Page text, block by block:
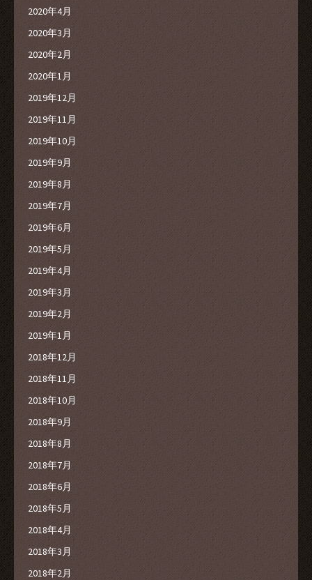
2020年4月
2020年3月
2020年2月
2020年1月
2019年12月
2019年11月
2019年10月
2019年9月
2019年8月
2019年7月
2019年6月
2019年5月
2019年4月
2019年3月
2019年2月
2019年1月
2018年12月
2018年11月
2018年10月
2018年9月
2018年8月
2018年7月
2018年6月
2018年5月
2018年4月
2018年3月
2018年2月